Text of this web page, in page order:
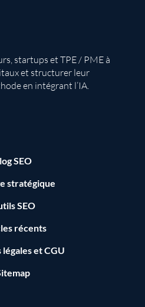
startups et TPE / PME à
et structurer leur
en intégrant l’IA.
SEO
stratégique
SEO
récents
etCGU